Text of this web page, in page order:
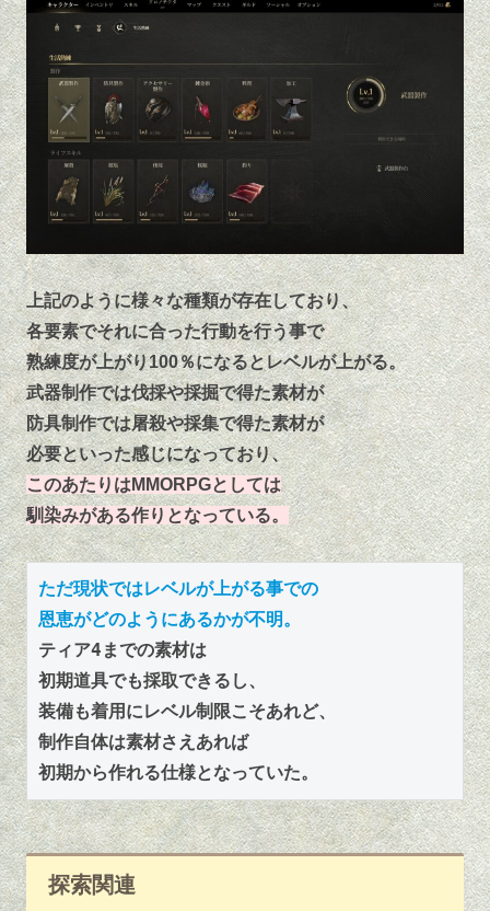
上記のように様々な種類が存在しており、
各要素でそれに合った行動を行う事で
熟練度が上がり100％になるとレベルが上がる。
武器制作では伐採や採掘で得た素材が
防具制作では屠殺や採集で得た素材が
必要といった感じになっており、
このあたりはMMORPGとしては
馴染みがある作りとなっている。
ただ現状ではレベルが上がる事での
恩恵がどのようにあるかが不明。
ティア4までの素材は
初期道具でも採取できるし、
装備も着用にレベル制限こそあれど、
制作自体は素材さえあれば
初期から作れる仕様となっていた。
探索関連